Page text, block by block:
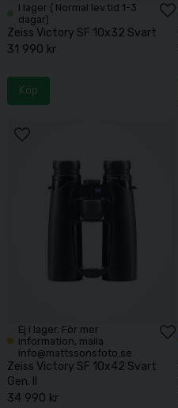
I lager ( Normal lev.tid 1-3
dagar)
Zeiss Victory SF 10x32 Svart
31 990 kr
Köp
Ej i lager. För mer
information, maila
info@mattssonsfoto.se
Zeiss Victory SF 10x42 Svart
Gen. II
34 990 kr